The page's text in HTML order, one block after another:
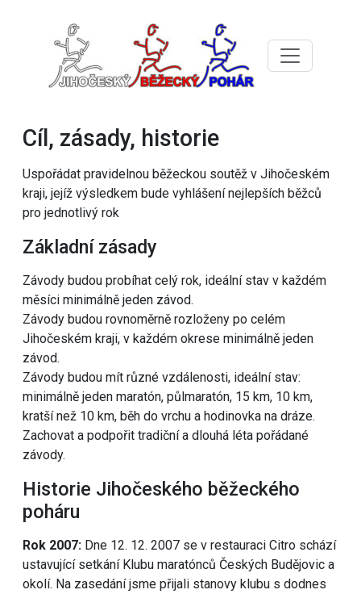
Cíl, zásady, historie
Uspořádat pravidelnou běžeckou soutěž v Jihočeském
kraji, jejíž výsledkem bude vyhlášení nejlepších běžců
pro jednotlivý rok
Základní zásady
Závody budou probíhat celý rok, ideální stav v každém
měsíci minimálně jeden závod.
Závody budou rovnoměrně rozloženy po celém
Jihočeském kraji, v každém okrese minimálně jeden
závod.
Závody budou mít různé vzdálenosti, ideální stav:
minimálně jeden maratón, půlmaratón, 15 km, 10 km,
kratší než 10 km, běh do vrchu a hodinovka na dráze.
Zachovat a podpořit tradiční a dlouhá léta pořádané
závody.
Historie Jihočeského běžeckého
poháru
Rok 2007: Dne 12. 12. 2007 se v restauraci Citro schází
ustavující setkání Klubu maratónců Českých Budějovic a
okolí. Na zasedání jsme přijali stanovy klubu s dodnes